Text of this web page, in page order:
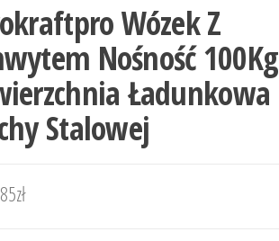
Wózek Z
Nośność 100Kg
Ładunkowa
Stalowej
zł